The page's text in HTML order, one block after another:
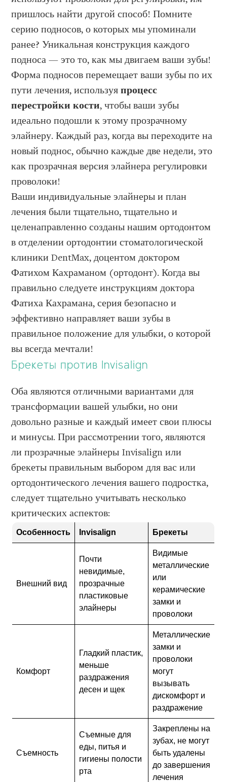
пришлось найти другой способ! Помните
серию подносов, о которых мы упоминали
ранее? Уникальная конструкция каждого
подноса — это то, как мы двигаем ваши зубы!
Форма подносов перемещает ваши зубы по их
пути лечения, используяпроцесс
перестройки кости, чтобы ваши зубы
идеально подошли к этому прозрачному
элайнеру. Каждый раз, когда вы переходите на
новый поднос, обычно каждые две недели, это
как прозрачная версия элайнера регулировки
проволоки!
Ваши индивидуальные элайнеры и план
лечения были тщательно, тщательно и
целенаправленно созданы нашим ортодонтом
в отделении ортодонтии стоматологической
клиники DentMax, доцентом доктором
Фатихом Кахраманом (ортодонт). Когда вы
правильно следуете инструкциям доктора
Фатиха Кахрамана, серия безопасно и
эффективно направляет ваши зубы в
правильное положение для улыбки, о которой
вы всегда мечтали!
Брекеты против Invisalign
Оба являются отличными вариантами для
трансформации вашей улыбки, но они
довольно разные и каждый имеет свои плюсы
и минусы. При рассмотрении того, являются
ли прозрачные элайнеры Invisalign или
брекеты правильным выбором для вас или
ортодонтического лечения вашего подростка,
следует тщательно учитывать несколько
критических аспектов:
Особенность Invisalign Брекеты
Внешний вид
Почти
невидимые,
прозрачные
пластиковые
элайнеры
Видимые
металлические
или
керамические
замки и
проволоки
Комфорт
Гладкий пластик,
меньше
раздражения
десен и щек
Металлические
замки и
проволоки
могут
вызывать
дискомфорт и
раздражение
Съемность
Съемные для
еды, питья и
гигиены полости
рта
Закреплены на
зубах, не могут
быть удалены
до завершения
лечения